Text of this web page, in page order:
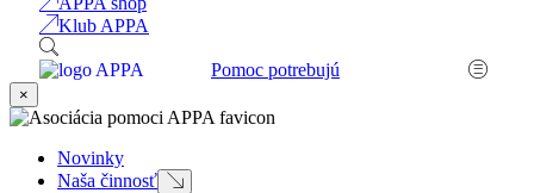
Klub APPA
Pomoc potrebujú
×
Novinky
Naša činnosť
Submenu